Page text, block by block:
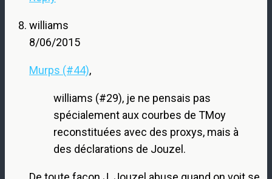
williams
8/06/2015
Murps (#44),
williams (#29), je ne pensais pas
spécialement aux courbes de TMoy
reconstituées avec des proxys, mais à
des déclarations de Jouzel.